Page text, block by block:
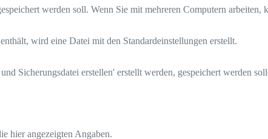
werden soll. Wenn Sie mit mehreren Computern arbeiten,
wird eine Datei mit den Standardeinstellungen erstellt.
Sicherungsdatei erstellen' erstellt werden, gespeichert werden
hier angezeigten Angaben.